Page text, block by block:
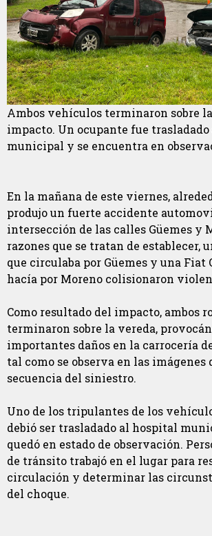
Ambos vehículos terminaron sobre
impacto. Un ocupante fue
municipal y se encuentra en
En la mañana de este viernes,
produjo un fuerte accidente
intersección de las calles Güemes y
razones que se tratan de establecer,
que circulaba por Güemes y una Fiat
hacía por Moreno colisionaron
Como resultado del impacto, ambos
terminaron sobre la vereda,
importantes daños en la carrocería
tal como se observa en las
secuencia del siniestro.
Uno de los tripulantes de los
debió ser trasladado al hospital
quedó en estado de observación.
de tránsito trabajó en el lugar para
circulación y determinar las
del choque.